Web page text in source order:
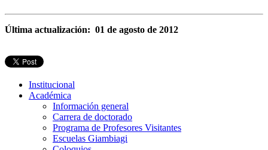
Última actualización: 01 de agosto de 2012
Institucional
Académica
Información general
Carrera de doctorado
Programa de Profesores Visitantes
Escuelas Giambiagi